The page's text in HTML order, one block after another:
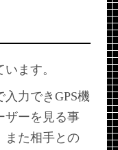
ます。
力できGPS機
ザーを見る事
また相手との